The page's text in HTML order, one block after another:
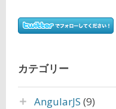
カテゴリー
AngularJS (9)